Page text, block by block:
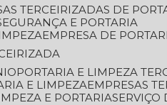
TERCEIRIZADAS DE
E PORTARIA
EMPRESA DE
PORTARIA E LIMPEZA
E LIMPEZA
EMPRESAS
E PORTARIA